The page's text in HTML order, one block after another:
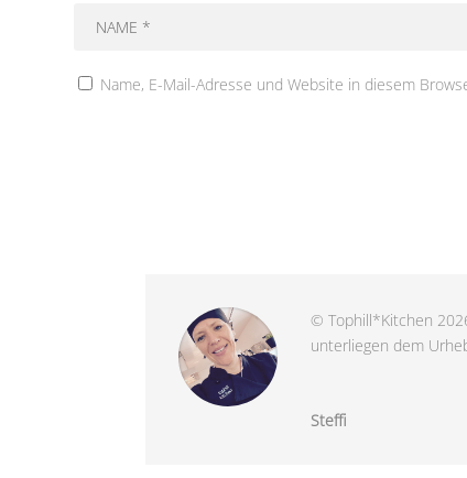
Name, E-Mail-Adresse und Website in diesem
© Tophill*Kitchen
unterliegen dem
Steffi